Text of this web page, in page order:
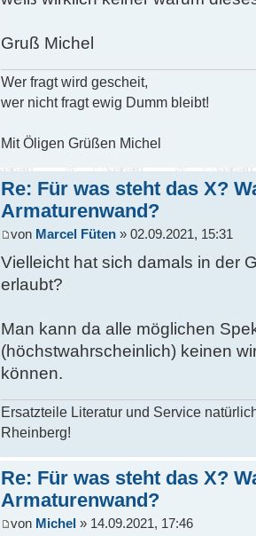
Gruß Michel
Wer fragt wird gescheit,
wer nicht fragt ewig Dumm bleibt!
Mit Öligen Grüßen Michel
Re: Für was steht das X?
Armaturenwand?
von Marcel Füten » 02.09.2021, 15:31
Vielleicht hat sich damals in der
erlaubt?
Man kann da alle möglichen
(höchstwahrscheinlich) keinen
können.
Ersatzteile Literatur und Service
Rheinberg!
Re: Für was steht das X?
Armaturenwand?
von Michel » 14.09.2021, 17:46